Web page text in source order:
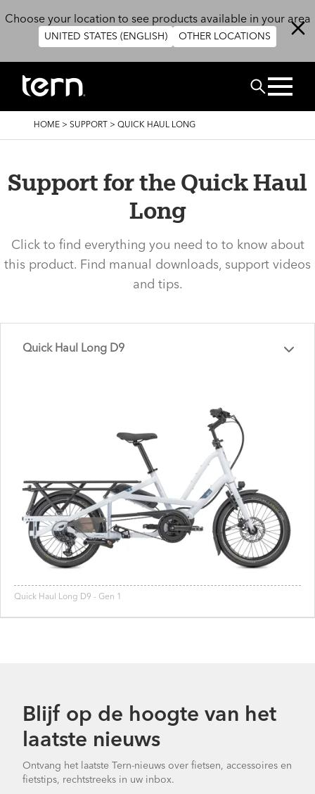
Choose your location to see products available in your area
UNITED STATES (ENGLISH) OTHER LOCATIONS
ZOEK
BREADCRUMB
HOME > SUPPORT > QUICK HAUL LONG
Support for the Quick Haul
Long
Click to find everything you need to to know about
this product. Find manual downloads, support videos
and tips.
Quick Haul Long D9
Quick Haul Long D9 - Gen 1
Blijf op de hoogte van het
laatste nieuws
Ontvang het laatste Tern-nieuws over fietsen, accessoires en
fietstips, rechtstreeks in uw inbox.